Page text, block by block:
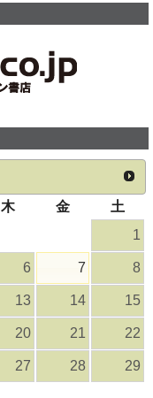
木 金
土
1
6 7 8
13 14 15
20 21 22
27 28 29